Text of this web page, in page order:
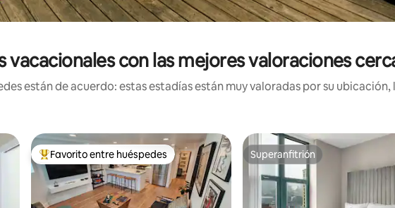
vacacionales con las mejores valoraciones
están de acuerdo: estas estadías están muy valoradas por su
Favorito entre huéspedes preferido
Favorito entre huéspedes Superanfitrión
Superanfitrión